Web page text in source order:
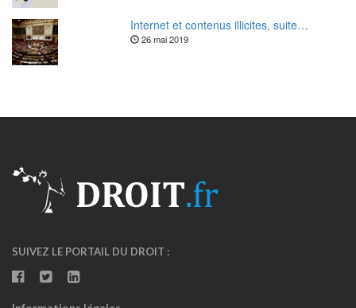
Internet et contenus illicites, suite…
26 mai 2019
SUIVEZ LE PORTAIL DU DROIT :